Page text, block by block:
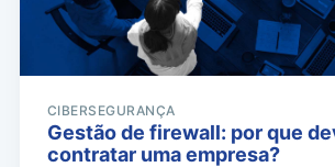
CIBERSEGURANÇA
Gestão de firewall: por que
contratar uma empresa?